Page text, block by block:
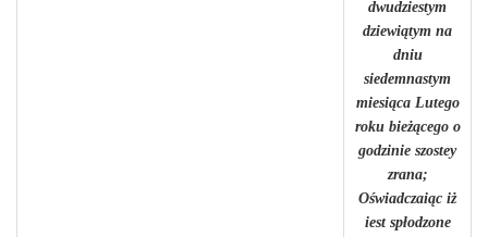
dwudziestym
dziewiątym na
dniu
siedemnastym
miesiąca Lutego
roku bieżącego o
godzinie szostey
zrana;
Oświadczaiąc iż
iest spłodzone